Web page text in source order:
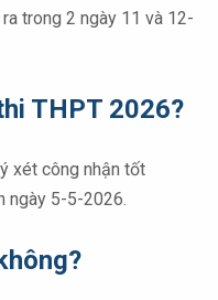
trong 2 ngày 11 và 12-
THPT 2026?
xét công nhận tốt
ngày 5-5-2026.